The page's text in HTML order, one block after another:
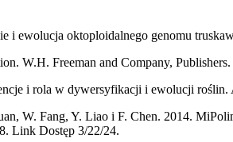
i ewolucja oktoploidalnego genomu
W.H. Freeman and Company,
i rola w dywersyfikacji i ewolucji
W. Fang, Y. Liao i F. Chen. 2014.
Link Dostęp 3/22/24.